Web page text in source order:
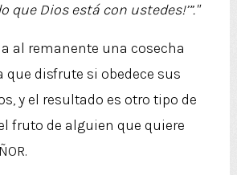
que Dios está con ustedes!’”."
al remanente una cosecha
que disfrute si obedece sus
y el resultado es otro tipo de
fruto de alguien que quiere